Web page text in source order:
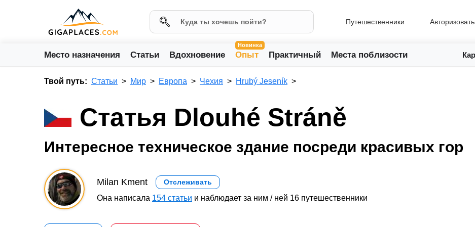
Путешественники
Место назначения Статьи Вдохновение
Новинка
Опыт Практичный Места поблизости
Твой путь: Статьи Мир Европа Чехия Hrubý Jeseník
Статья Dlouhé Stráně
Интересное техническое здание посреди красивых гор
Milan Kment Отслеживать
Она написала 154 статьи и наблюдает за ним / ней 16 путешественники